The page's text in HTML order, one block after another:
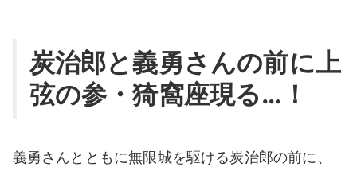
炭治郎と義勇さんの前に上
弦の参・猗窩座現る…！
義勇さんとともに無限城を駆ける炭治郎の前に、